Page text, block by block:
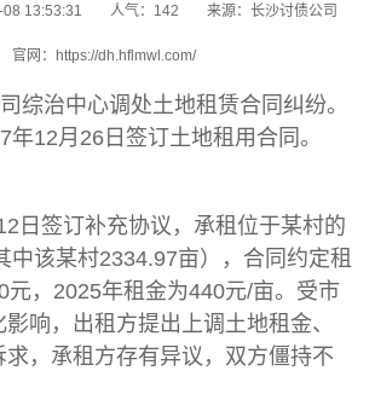
13:53:31 人气：142 来源：长沙讨债公司
官网：https://dh.hflmwl.com/
综治中心调处土地租赁合同纠纷。
年12月26日签订土地租用合同。
日签订补充协议，承租位于某村的
中该某村2334.97亩），合同约定租
元，2025年租金为440元/亩。受市
响，出租方提出上调土地租金、
，承租方存有异议，双方僵持不